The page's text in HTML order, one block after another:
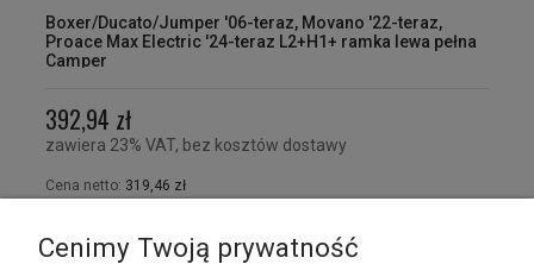
Boxer/Ducato/Jumper '06-teraz, Movano '22-teraz,
Proace Max Electric '24-teraz L2+H1+ ramka lewa pełna
Camper
392,94 zł
zawiera 23% VAT, bez kosztów dostawy
Cena netto: 319,46 zł
Cenimy Twoją prywatność